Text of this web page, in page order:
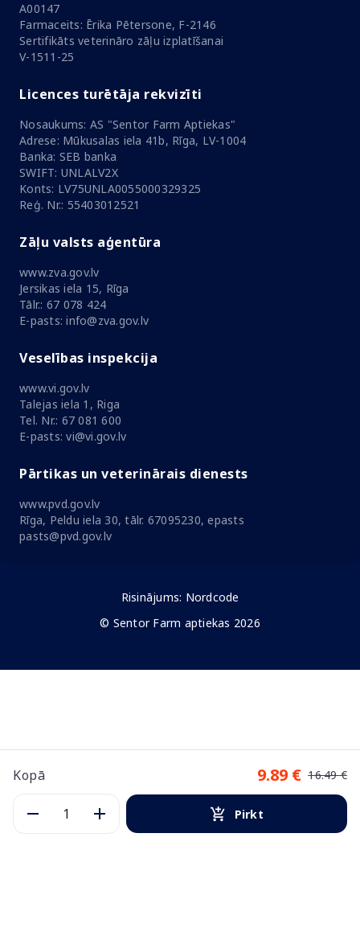
Kopā 9.89 € 16.49 €
Pirkt
A00147
Farmaceits: Ērika Pētersone, F-2146
Sertifikāts veterināro zāļu izplatīšanai
V-1511-25
Licences turētāja rekvizīti
Nosaukums: AS "Sentor Farm Aptiekas"
Adrese: Mūkusalas iela 41b, Rīga, LV-1004
Banka: SEB banka
SWIFT: UNLALV2X
Konts: LV75UNLA0055000329325
Reģ. Nr.: 55403012521
Zāļu valsts aģentūra
www.zva.gov.lv
Jersikas iela 15, Rīga
Tālr.: 67 078 424
E-pasts: info@zva.gov.lv
Veselības inspekcija
www.vi.gov.lv
Talejas iela 1, Riga
Tel. Nr.: 67 081 600
E-pasts: vi@vi.gov.lv
Pārtikas un veterinārais dienests
www.pvd.gov.lv
Rīga, Peldu iela 30, tālr. 67095230, epasts
pasts@pvd.gov.lv
Risinājums: Nordcode
© Sentor Farm aptiekas 2026